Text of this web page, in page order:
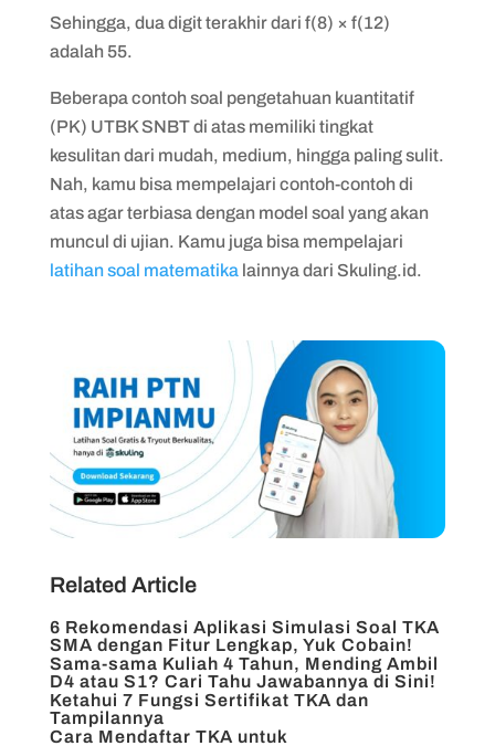
Sehingga, dua digit terakhir dari f(8) × f(12)
adalah 55.
Beberapa contoh soal pengetahuan kuantitatif
(PK) UTBK SNBT di atas memiliki tingkat
kesulitan dari mudah, medium, hingga paling sulit.
Nah, kamu bisa mempelajari contoh-contoh di
atas agar terbiasa dengan model soal yang akan
muncul di ujian. Kamu juga bisa mempelajari
latihan soal matematikalainnya dari Skuling.id.
Related Article
6 Rekomendasi Aplikasi Simulasi Soal TKA
SMA dengan Fitur Lengkap, Yuk Cobain!
Sama-sama Kuliah 4 Tahun, Mending Ambil
D4 atau S1? Cari Tahu Jawabannya di Sini!
Ketahui 7 Fungsi Sertifikat TKA dan
Tampilannya
Cara Mendaftar TKA untuk